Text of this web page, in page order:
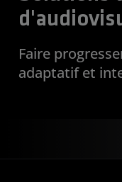
Faire
adaptatif et